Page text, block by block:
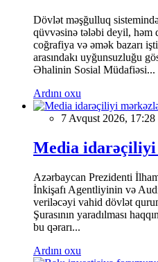
Dövlət məşğulluq
qüvvəsinə tələbi deyil, həm
coğrafiya və əmək bazarı
arasındakı uyğunsuzluğu
Əhalinin Sosial Müdafiəsi...
Ardını oxu
7 Avqust 2026, 17:28
Media
Azərbaycan Prezidenti
İnkişafı Agentliyinin və
veriləcəyi vahid dövlət
Şurasının yaradılması
bu qərarı...
Ardını oxu